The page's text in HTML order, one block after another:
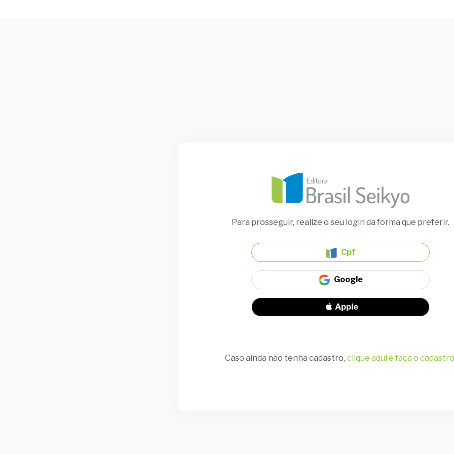
Para prosseguir, realize o seu login da forma que preferir.
Cpf
Google
Apple
Caso ainda não tenha cadastro, clique aqui e faça o